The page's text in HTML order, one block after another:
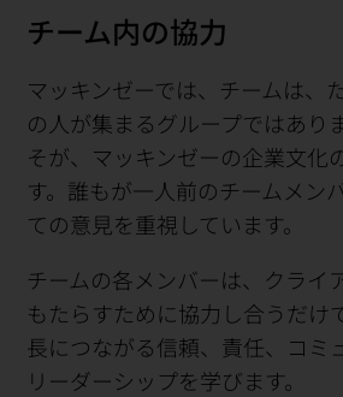
チーム内の協力
マッキンゼーでは、チームは、
の人が集まるグループではあり
そが、マッキンゼーの企業文化
す。誰もが一人前のチームメン
ての意見を重視しています。
チームの各メンバーは、クライ
もたらすために協力し合うだけ
長につながる信頼、責任、コミ
リーダーシップを学びます。